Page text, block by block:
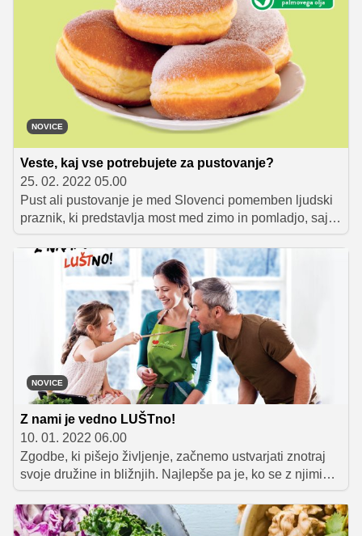
NOVICE
Veste, kaj vse potrebujete za pustovanje?
25. 02. 2022 05.00
Pust ali pustovanje je med Slovenci pomemben ljudski
praznik, ki predstavlja most med zimo in pomladjo, saj
odganja mraz in v deželo privablja pomlad. Za pusta
nujno potrebujemo dobro obloženo mizo, na kateri
seveda kraljuje tradicionalna sladica – pustni krof! Pust
pa ni samo čas dobre jedače in pijače, temveč tudi čas
razigranih norčij in maskiranja. Vas zanima, kje dobite
vse za pustovanje?
NOVICE
Z nami je vedno LUŠTno!
10. 01. 2022 06.00
Zgodbe, ki pišejo življenje, začnemo ustvarjati znotraj
svoje družine in bližnjih. Najlepše pa je, ko se z njimi
zberemo ob raznih slavjih, nedeljskih kosilih ali pa ob
skupnih vsakodnevnih obrokih. Čas, ki ga preživimo s
svojimi najbližjimi, je namreč neprecenljiv, zato ga